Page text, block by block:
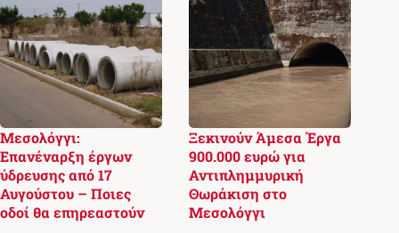
Μεσολόγγι:
Επανέναρξη έργων
ύδρευσης από 17
Αυγούστου – Ποιες
οδοί θα επηρεαστούν
Ξεκινούν Άμεσα Έργα
900.000 ευρώ για
Αντιπλημμυρική
Θωράκιση στο
Μεσολόγγι